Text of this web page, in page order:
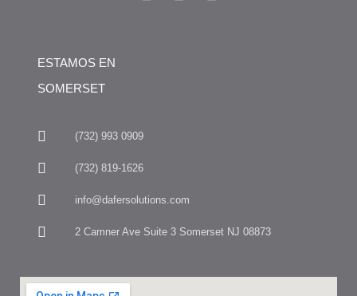
ESTAMOS EN
SOMERSET
(732) 993 0909
(732) 819-1626
info@dafersolutions.com
2 Camner Ave Suite 3 Somerset NJ 08873